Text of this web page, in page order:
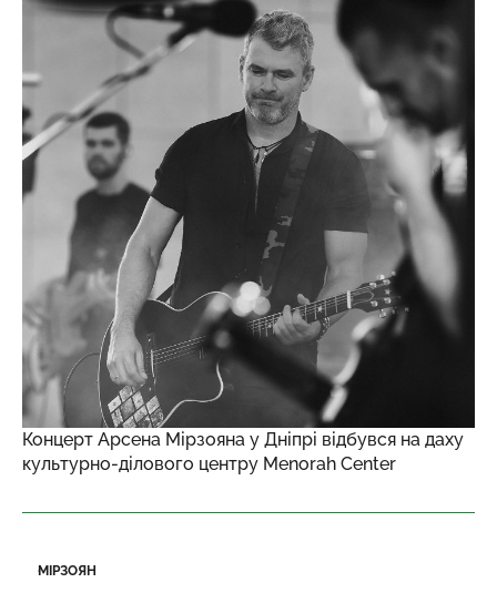
Концерт Арсена Мірзояна у Дніпрі відбувся на даху
культурно-ділового центру Menorah Center
МІРЗОЯН